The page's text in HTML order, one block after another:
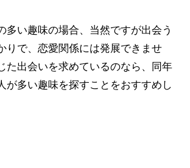
多い趣味の場合、当然ですが出会う
りで、恋愛関係には発展できませ
た出会いを求めているのなら、同年
が多い趣味を探すことをおすすめし